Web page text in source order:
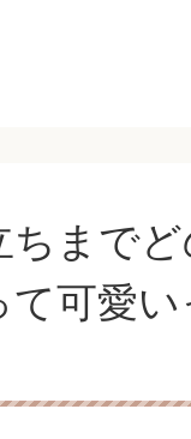
まで
可愛